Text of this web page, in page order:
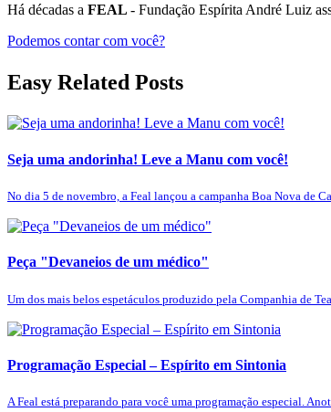
Há décadas a FEAL - Fundação Espírita André Luiz
Podemos contar com você?
Easy Related Posts
Seja uma andorinha! Leve a Manu com você!
No dia 5 de novembro, a Feal lançou a campanha Boa Nova de
Peça "Devaneios de um médico"
Um dos mais belos espetáculos produzido pela Companhia de
Programação Especial – Espírito em Sintonia
A Feal está preparando para você uma programação especial.